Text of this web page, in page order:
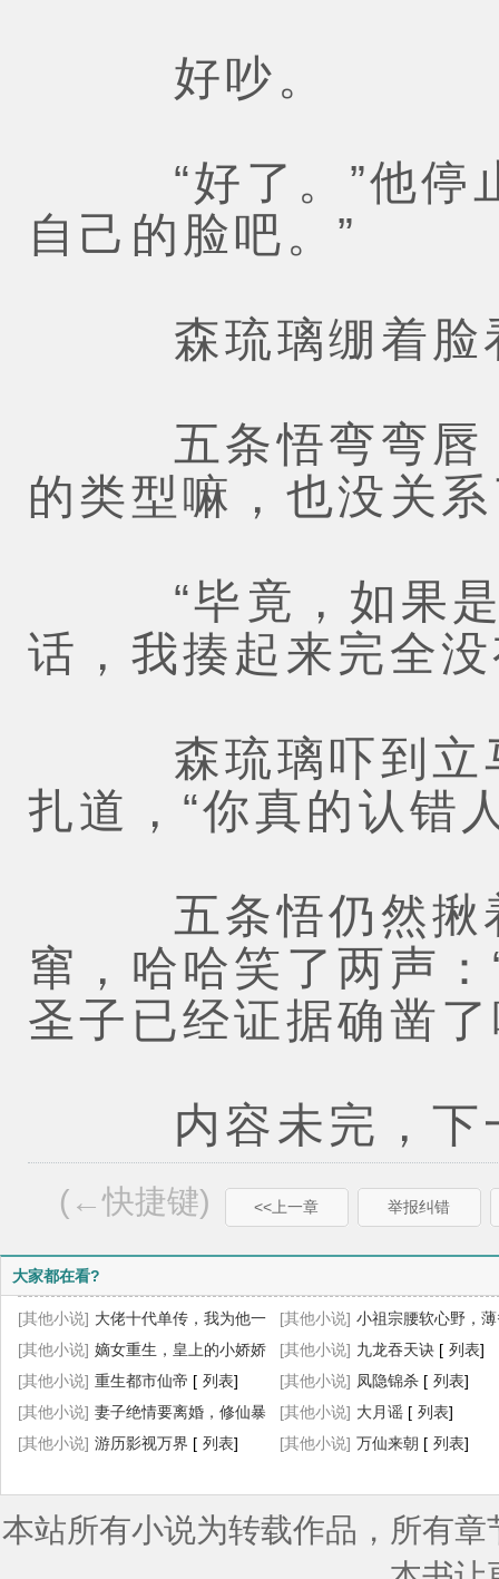
好吵。
“好了。”他停止
自己的脸吧。”
森琉璃绷着脸
五条悟弯弯唇，
的类型嘛，也没关
“毕竟，如果是
话，我揍起来完全
森琉璃吓到立马
扎道，“你真的认错
五条悟仍然揪着
窜，哈哈笑了两声
圣子已经证据确凿
内容未完，下
(←快捷键) <<上一章 举报纠错
大家都在看?
[其他小说] 大佬十代单传，我为他一
胎生四宝[ 列表]
[其他小说] 小祖宗腰软心野，
陷了！[ 列表]
[其他小说] 嫡女重生，皇上的小娇娇
杀疯了[ 列表]
[其他小说] 九龙吞天诀 [ 列表]
[其他小说] 重生都市仙帝 [ 列表] [其他小说] 凤隐锦杀 [ 列表]
[其他小说] 妻子绝情要离婚，修仙暴
富让她滚[ 列表]
[其他小说] 大月谣 [ 列表]
[其他小说] 游历影视万界 [ 列表] [其他小说] 万仙来朝 [ 列表]
本站所有小说为转载作品，所有